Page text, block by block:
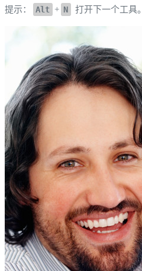
提示： Alt + N 打开下一个工具。